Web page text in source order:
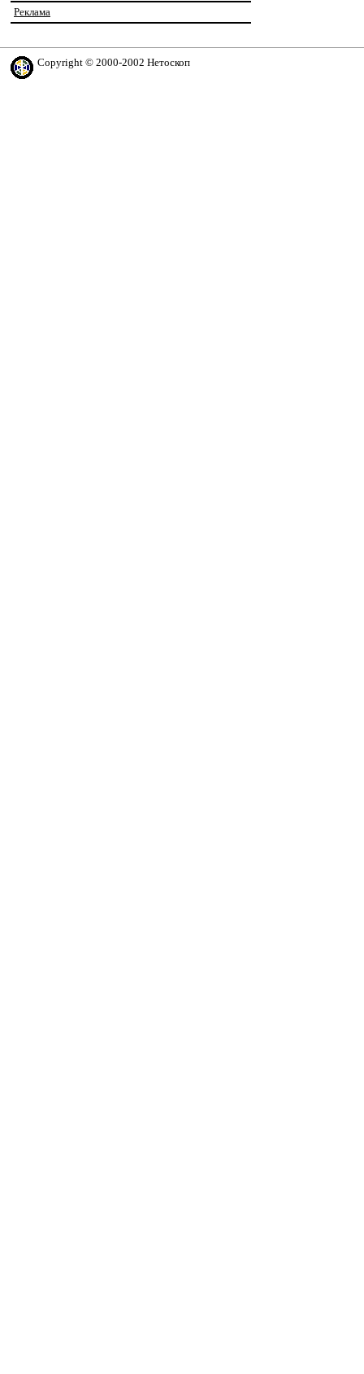
Реклама
Copyright © 2000-2002 Нетоскоп